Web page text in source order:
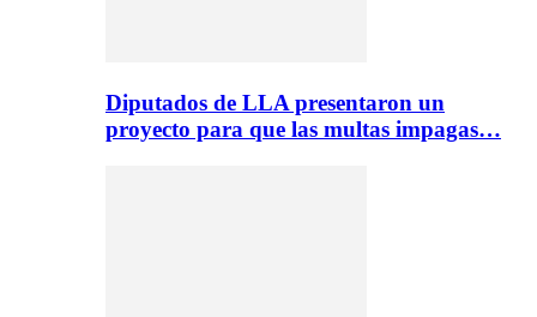
Diputados de LLA presentaron un
proyecto para que las multas impagas…